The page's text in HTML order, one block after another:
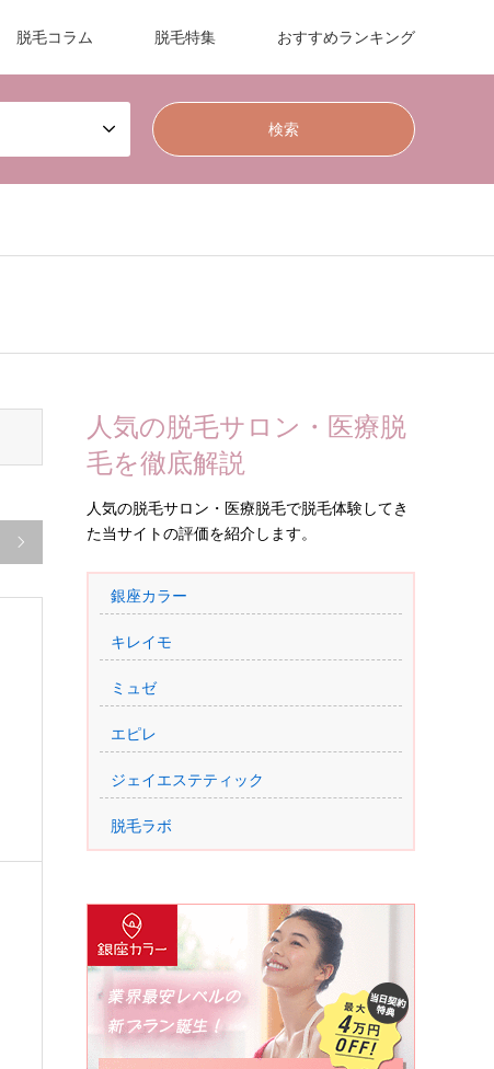
脱毛コラム 脱毛特集 おすすめランキング

人気の脱毛サロン・医療脱
毛を徹底解説
人気の脱毛サロン・医療脱毛で脱毛体験してき
た当サイトの評価を紹介します。
銀座カラー
キレイモ
ミュゼ
エピレ
ジェイエステティック
脱毛ラボ